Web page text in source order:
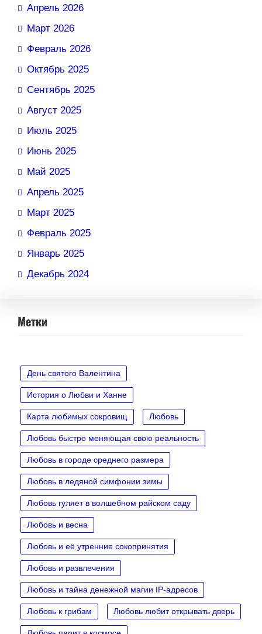
Апрель 2026
Март 2026
Февраль 2026
Октябрь 2025
Сентябрь 2025
Август 2025
Июль 2025
Июнь 2025
Май 2025
Апрель 2025
Март 2025
Февраль 2025
Январь 2025
Декабрь 2024
Метки
День святого Валентина
История о Любви и Ханне
Карта любимых сокровищ Любовь
Любовь быстро меняющая свою реальность
Любовь в городе среднего размера
Любовь в ледяной симфонии зимы
Любовь гуляет в волшебном райском саду
Любовь и весна
Любовь и её утренние сокопринятия
Любовь и развлечения
Любовь и тайна денежной магии IP‑адресов
Любовь к грибам Любовь любит открывать дверь